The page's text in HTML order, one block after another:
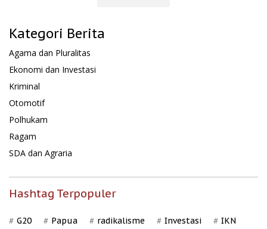
Kategori Berita
Agama dan Pluralitas
Ekonomi dan Investasi
Kriminal
Otomotif
Polhukam
Ragam
SDA dan Agraria
Hashtag Terpopuler
G20 Papua radikalisme Investasi IKN